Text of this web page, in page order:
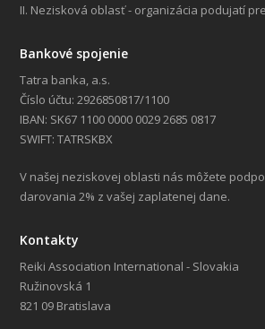
II. Nezisková oblasť - organizácia podujatí
Bankové spojenie
Tatra banka, a.s.
Číslo účtu: 2926850817/1100
IBAN: SK67 1100 0000 0029 2685 0817
SWIFT: TATRSKBX
V našej neziskovej oblasti nás môžete
darovania 2% z vašej zaplatenej dane.
Kontakty
Reiki Association International - Slovakia
Ružinovská 1
821 09 Bratislava